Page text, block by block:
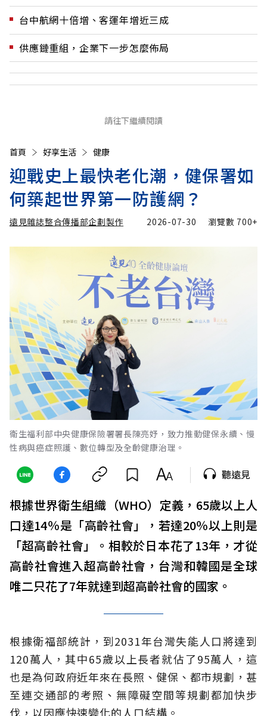
台中航網十倍增、客運年增近三成
供應鏈重組，企業下一步怎麼佈局
請往下繼續閱讀
首頁 好享生活 健康
迎戰史上最快老化潮，健保署如
何築起世界第一防護網？
遠見雜誌整合傳播部企劃製作 2026-07-30 瀏覽數 700+
衛生福利部中央健康保險署署長陳亮妤，致力推動健保永續、慢
性病與癌症照護、數位轉型及全齡健康治理。
聽遠見
根據世界衛生組織（WHO）定義，65歲以上人
口達14％是「高齡社會」，若達20％以上則是
「超高齡社會」。相較於日本花了13年，才從
高齡社會進入超高齡社會，台灣和韓國是全球
唯二只花了7年就達到超高齡社會的國家。
根據衛福部統計，到2031年台灣失能人口將達到
120萬人，其中65歲以上長者就佔了95萬人，這
也是為何政府近年來在長照、健保、都市規劃，甚
至連交通部的考照、無障礙空間等規劃都加快步
伐，以因應快速變化的人口結構。